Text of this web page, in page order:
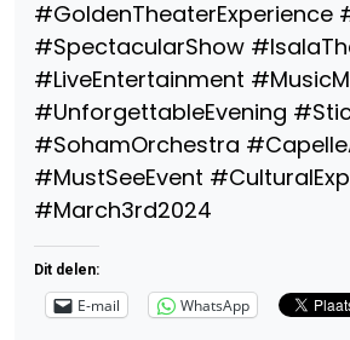
#GoldenTheaterExperience
#SpectacularShow
#LiveEntertainment
#UnforgettableEvening
#SohamOrchestra
#MustSeeEvent
#March3rd2024
Dit delen:
E-mail WhatsApp